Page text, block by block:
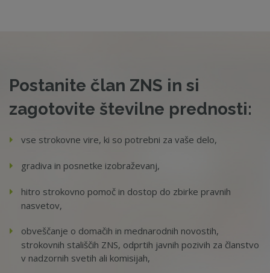
Postanite član ZNS in si
zagotovite številne prednosti:
vse strokovne vire, ki so potrebni za vaše delo,
gradiva in posnetke izobraževanj,
hitro strokovno pomoč in dostop do zbirke pravnih
nasvetov,
obveščanje o domačih in mednarodnih novostih,
strokovnih stališčih ZNS, odprtih javnih pozivih za članstvo
v nadzornih svetih ali komisijah,